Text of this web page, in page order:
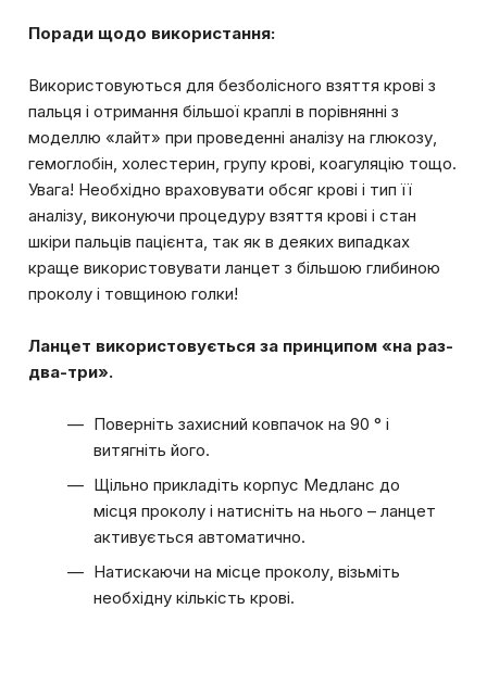
Поради щодо використання:
Використовуються для безболісного взяття крові з
пальця і отримання більшої краплі в порівнянні з
моделлю «лайт» при проведенні аналізу на глюкозу,
гемоглобін, холестерин, групу крові, коагуляцію тощо.
Увага! Необхідно враховувати обсяг крові і тип її
аналізу, виконуючи процедуру взяття крові і стан
шкіри пальців пацієнта, так як в деяких випадках
краще використовувати ланцет з більшою глибиною
проколу і товщиною голки!
Ланцет використовується за принципом «на раз-
два-три».
Поверніть захисний ковпачок на 90 ° і
витягніть його.
Щільно прикладіть корпус Медланс до
місця проколу і натисніть на нього – ланцет
активується автоматично.
Натискаючи на місце проколу, візьміть
необхідну кількість крові.